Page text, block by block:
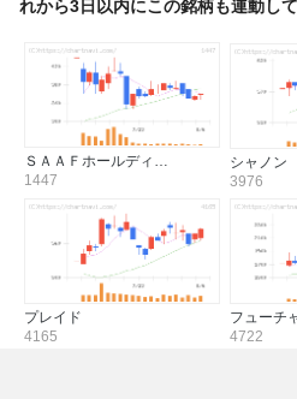
れから3日以内にこの銘柄も連動し
ＳＡＡＦホールディ…
1447
シャノン
3976
プレイド
4165
フューチ
4722